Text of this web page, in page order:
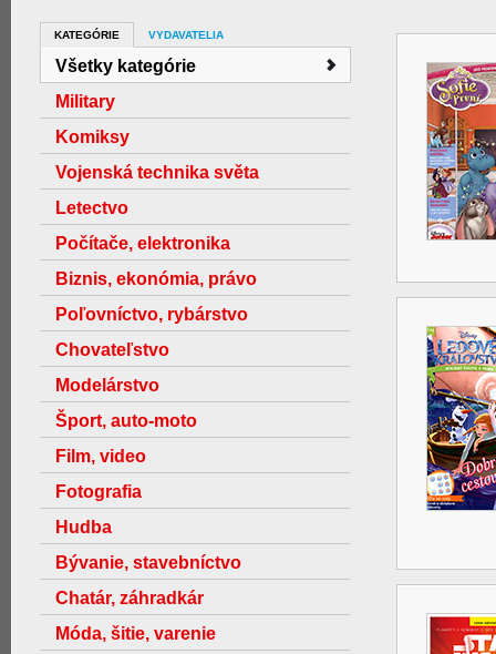
KATEGÓRIE VYDAVATELIA
Všetky kategórie
Military
Komiksy
Vojenská technika světa
Letectvo
Počítače, elektronika
Biznis, ekonómia, právo
Poľovníctvo, rybárstvo
Chovateľstvo
Modelárstvo
Šport, auto-moto
Film, video
Fotografia
Hudba
Bývanie, stavebníctvo
Chatár, záhradkár
Móda, šitie, varenie